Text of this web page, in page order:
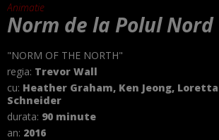
Animatie
Norm de la Polul Nord
"NORM OF THE NORTH"
regia: Trevor Wall
cu: Heather Graham, Ken Jeong, Loretta
Schneider
durata: 90 minute
an: 2016